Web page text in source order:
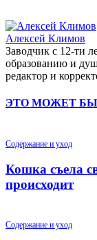
Алексей Климов
Заводчик c 12-ти
образованию и
редактор и
ЭТО МОЖЕТ
Содержание и уход
Кошка съела
происходит
Содержание и уход